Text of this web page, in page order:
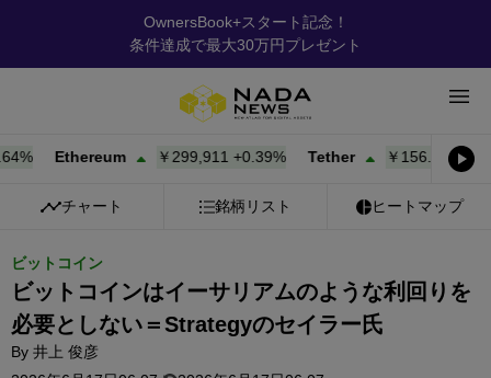
OwnersBook+スタート記念！
条件達成で最大30万円プレゼント
Ethereum ￥299,911+0.39% Tether ￥156.78+ 0.02%
チャート 銘柄リスト ヒートマップ
ビットコイン
ビットコインはイーサリアムのような利回りを
必要としない＝Strategyのセイラー氏
By 井上 俊彦